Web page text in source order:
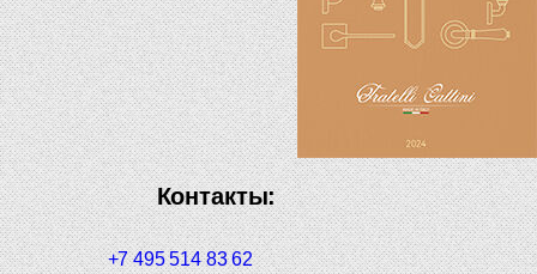
Контакты:
+7 495 514 83 62